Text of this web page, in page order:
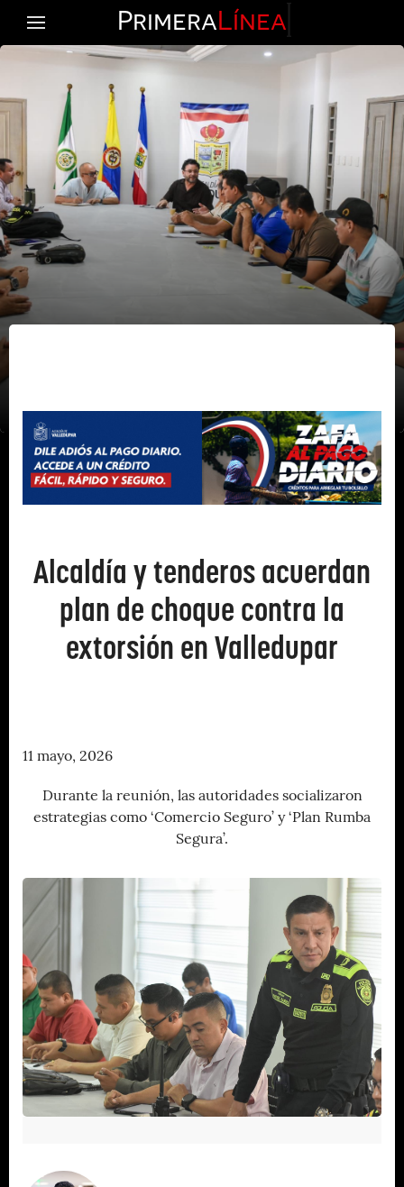
PrimeraLínea
Alcaldía y tenderos acuerdan
plan de choque contra la
extorsión en Valledupar
11 mayo, 2026
Durante la reunión, las autoridades socializaron
estrategias como ‘Comercio Seguro’ y ‘Plan Rumba
Segura’.